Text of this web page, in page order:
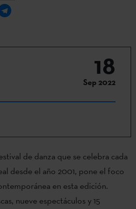
18
Sep 2022
de danza que se celebra cada
desde el año 2001, pone el foco
en esta edición.
nueve espectáculos y 15